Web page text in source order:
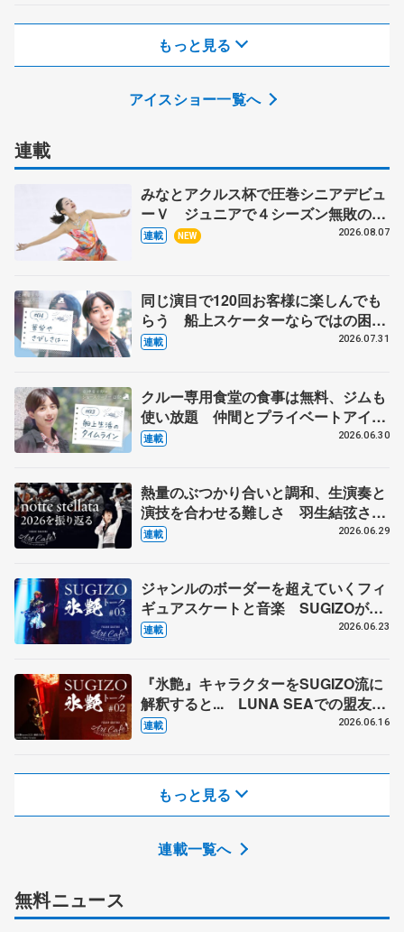
もっと見る
アイスショー一覧へ
連載
みなとアクルス杯で圧巻シニアデビュ
ーＶ ジュニアで４シーズン無敗の島
田麻央
連載 NEW 2026.08.07
同じ演目で120回お客様に楽しんでも
らう 船上スケーターならではの困難
とは 影響あったPIW前キャプテン松
連載 2026.07.31
クルー専用食堂の食事は無料、ジムも
使い放題 仲間とプライベートアイラ
ンドにも クルーズ船での起床から就
連載 2026.06.30
熱量のぶつかり合いと調和、生演奏と
演技を合わせる難しさ 羽生結弦さん
とコラボの東北ユースオーケストラの
連載 2026.06.29
ジャンルのボーダーを超えていくフィ
ギュアスケートと音楽 SUGIZOが愛
してやまないプリンスの型破り
連載 2026.06.23
『氷艶』キャラクターをSUGIZO流に
解釈すると... LUNA SEAでの盟友真
矢はサントラが最後の録音に
連載 2026.06.16
もっと見る
連載一覧へ
無料ニュース